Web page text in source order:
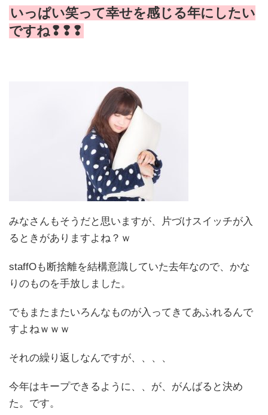
いっぱい笑って幸せを感じる年にしたい
ですね❢❢❢
みなさんもそうだと思いますが、片づけスイッチが入
るときがありますよね？ｗ
staffOも断捨離を結構意識していた去年なので、かな
りのものを手放しました。
でもまたまたいろんなものが入ってきてあふれるんで
すよねｗｗｗ
それの繰り返しなんですが、、、、
今年はキープできるように、、が、がんばると決め
た。です。